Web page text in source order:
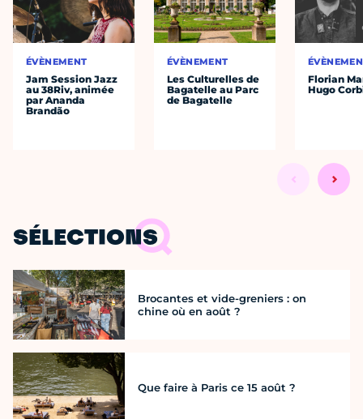
ÉVÈNEMENT
Jam Session Jazz
au 38Riv, animée
par Ananda
Brandão
ÉVÈNEMENT
Les Culturelles de
Bagatelle au Parc
de Bagatelle
Florian
Hugo
SÉLECTIONS
Brocantes et vide-greniers : on
chine où en août ?
Que faire à Paris ce 15 août ?